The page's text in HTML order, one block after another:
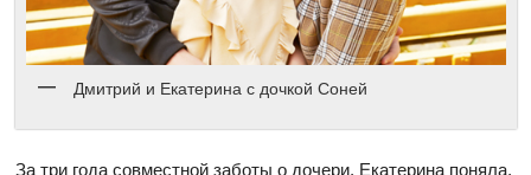
Дмитрий и Екатерина с дочкой Соней
За три года совместной заботы о дочери, Екатерина поняла,